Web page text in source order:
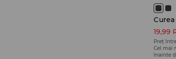
Curea
19,99
Preț
Cel mai
înainte